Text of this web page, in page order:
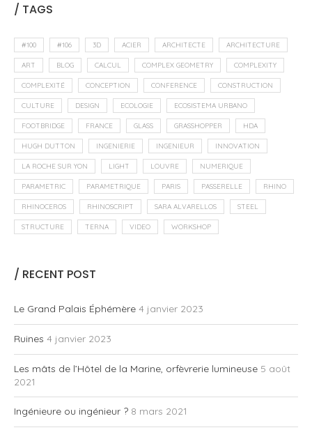
/ TAGS
#100 #106 3D ACIER ARCHITECTE ARCHITECTURE
ART BLOG CALCUL COMPLEX GEOMETRY COMPLEXITY
COMPLEXITÉ CONCEPTION CONFERENCE CONSTRUCTION
CULTURE DESIGN ECOLOGIE ECOSISTEMA URBANO
FOOTBRIDGE FRANCE GLASS GRASSHOPPER HDA
HUGH DUTTON INGENIERIE INGENIEUR INNOVATION
LA ROCHE SUR YON LIGHT LOUVRE NUMERIQUE
PARAMETRIC PARAMETRIQUE PARIS PASSERELLE RHINO
RHINOCEROS RHINOSCRIPT SARA ALVARELLOS STEEL
STRUCTURE TERNA VIDEO WORKSHOP
/ RECENT POST
Le Grand Palais Éphémère 4 janvier 2023
Ruines 4 janvier 2023
Les mâts de l’Hôtel de la Marine, orfèvrerie lumineuse 5 août
2021
Ingénieure ou ingénieur ? 8 mars 2021